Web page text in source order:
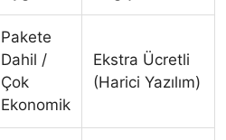
Pakete
Dahil /
Çok
Ekonomik
Ekstra Ücretli
(Harici Yazılım)